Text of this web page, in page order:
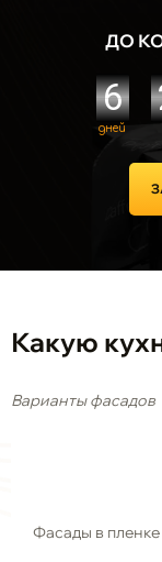
ДО
Какую
Варианты фасадов
Фасады в пленке